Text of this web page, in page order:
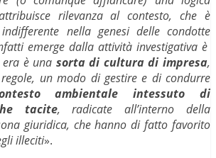
rilevanza al contesto, che è
nella genesi delle condotte
emerge dalla attività investigativa è
è una sorta di cultura di impresa,
un modo di gestire e di condurre
ambientale intessuto di
tacite, radicate all’interno della
giuridica, che hanno di fatto favorito
illeciti».